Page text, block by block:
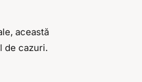
această
de cazuri.